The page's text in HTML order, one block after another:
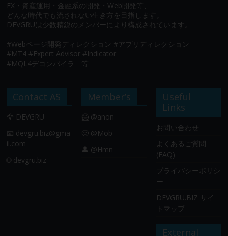
FX・資産運用・金融系の開発・Web開発等、
どんな時代でも流されない生き方を目指します。
DEVGRUは少数精鋭のメンバーにより構成されています。
#Webページ開発ディレクション #アプリディレクション
#MT4 #Expert Advisor #Indicator
#MQL4デコンパイラ 等
Contact AS
🦅 DEVGRU
📧 devgru.biz@gma
il.com
🌐 devgru.biz
Member’s
🦸 @anon
🙂 @Mob
👤 @Hmn_
Useful
Links
お問い合わせ
よくあるご質問
(FAQ)
プライバシーポリシ
ー
DEVGRU.BIZ サイ
トマップ
External